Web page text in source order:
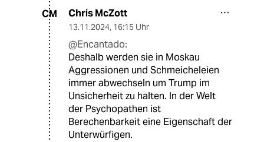
CM Chris McZott
13.11.2024, 16:15 Uhr
@Encantado:
Deshalb werden sie in Moskau
Aggressionen und Schmeicheleien
immer abwechseln um Trump im
Unsicherheit zu halten. In der Welt
der Psychopathen ist
Berechenbarkeit eine Eigenschaft der
Unterwürfigen.